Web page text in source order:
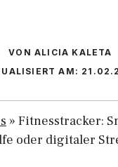
VON ALICIA KALETA
AM:
» Fitnesstracker:
oder digitaler